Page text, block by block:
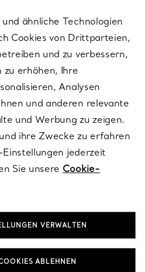
ähnliche Technologien
Cookies von Drittparteien,
und zu verbessern,
erhöhen, Ihre
Analysen
und anderen relevante
und Werbung zu zeigen.
ihre Zwecke zu erfahren
jederzeit
Sie unsere Cookie-
VERWALTEN
ABLEHNEN